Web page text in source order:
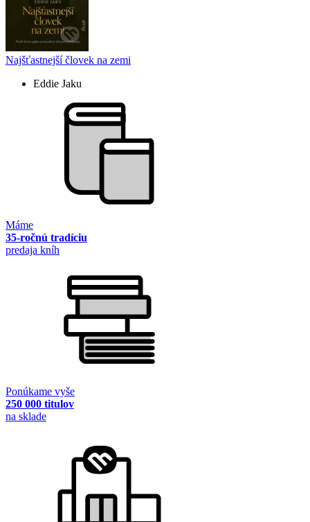
Najšťastnejší človek na zemi
Eddie Jaku
Máme
35-ročnú tradíciu
predaja kníh
Ponúkame vyše
250 000 titulov
na sklade